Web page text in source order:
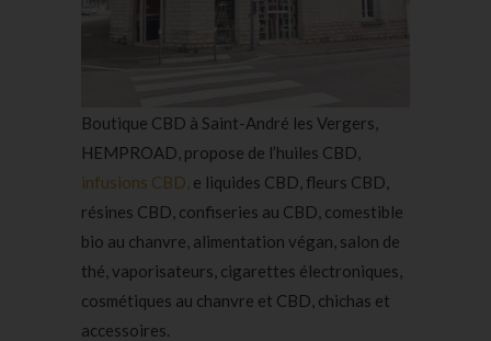
Boutique CBD à Saint-André les Vergers,
HEMPROAD, propose de l’huiles CBD,
infusions CBD, e liquides CBD, fleurs CBD,
résines CBD, confiseries au CBD, comestible
bio au chanvre, alimentation végan, salon de
thé, vaporisateurs, cigarettes électroniques,
cosmétiques au chanvre et CBD, chichas et
accessoires.